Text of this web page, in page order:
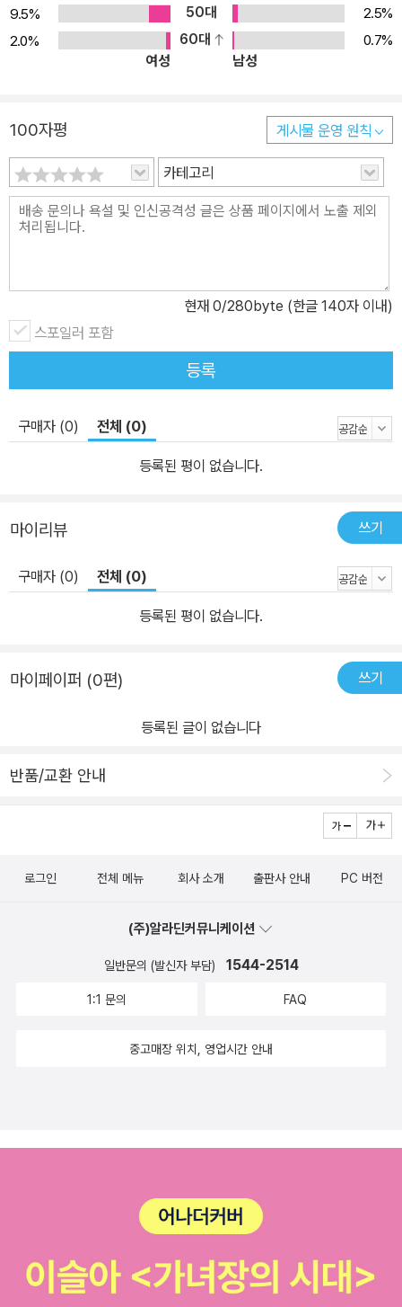
9.5%
50대
2.5%
2.0%
60대
0.7%
여성
남성
100자평 게시물 운영 원칙
카테고리
현재 0/280byte (한글 140자 이내)
스포일러 포함
등록
구매자 (0) 전체 (0)
등록된 평이 없습니다.
마이리뷰 쓰기
구매자 (0) 전체 (0)
등록된 평이 없습니다.
마이페이퍼 (0편) 쓰기
등록된 글이 없습니다
반품/교환 안내
로그인 전체 메뉴 회사 소개 출판사 안내 PC 버전
(주)알라딘커뮤니케이션
일반문의 (발신자 부담) 1544-2514
1:1 문의 FAQ
중고매장 위치, 영업시간 안내